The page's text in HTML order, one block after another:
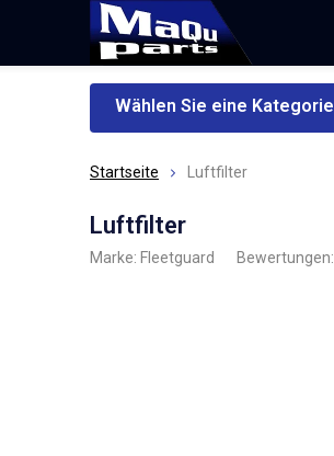
Wählen Sie eine Kategorie
Startseite Luftfilter
Luftfilter
Marke: Fleetguard Bewertungen: